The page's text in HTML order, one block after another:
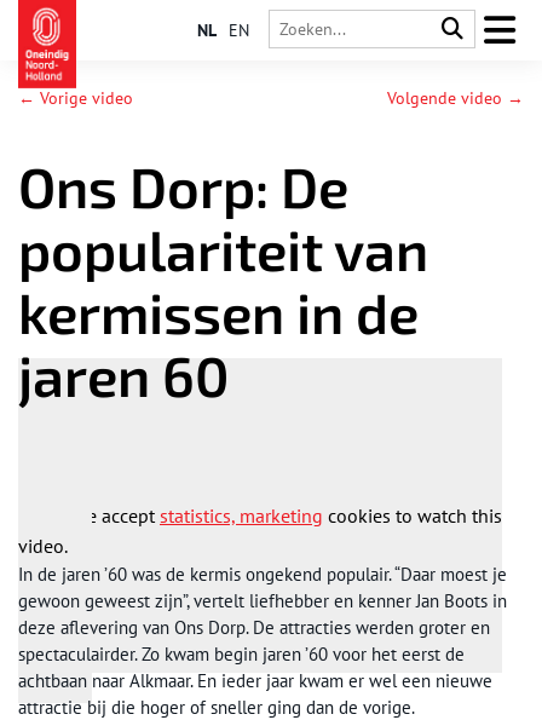
NL EN
← Vorige video Volgende video →
Ons Dorp: De
populariteit van
kermissen in de
jaren 60
Please acceptstatistics, marketing cookies to watch this
video.
In de jaren ’60 was de kermis ongekend populair. “Daar moest je
gewoon geweest zijn”, vertelt liefhebber en kenner Jan Boots in
deze aflevering van Ons Dorp. De attracties werden groter en
spectaculairder. Zo kwam begin jaren ’60 voor het eerst de
achtbaan naar Alkmaar. En ieder jaar kwam er wel een nieuwe
attractie bij die hoger of sneller ging dan de vorige.